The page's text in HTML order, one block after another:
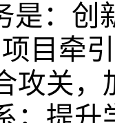
是：创
目牵
攻关